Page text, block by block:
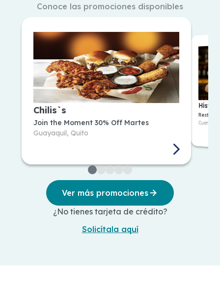
Conoce las promociones disponibles
Chilis`s
Join the Moment 30% Off Martes
Guayaquil, Quito
30% Off los Martes
Promoción válida todos los martes de
agosto y septiembre de 2026.
No aplica bebidas alcohólicas. Aplica
Ver más
Cuenca
Todos
Ver más promociones
¿No tienes tarjeta de crédito?
Solicítala aquí